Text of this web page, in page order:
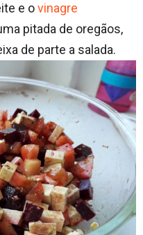
e ovinagre
pitada de oregãos,
de parte a salada.